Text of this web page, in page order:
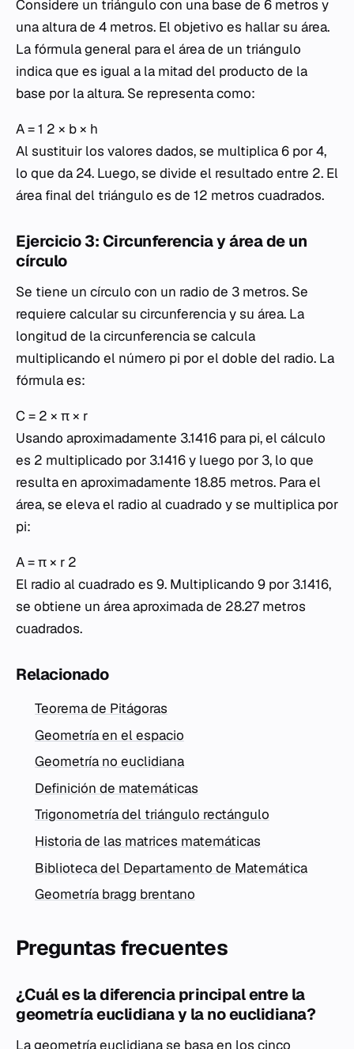
Considere un triángulo con una base de 6 metros y
una altura de 4 metros. El objetivo es hallar su área.
La fórmula general para el área de un triángulo
indica que es igual a la mitad del producto de la
base por la altura. Se representa como:
A = 1 2 × b × h
Al sustituir los valores dados, se multiplica 6 por 4,
lo que da 24. Luego, se divide el resultado entre 2. El
área final del triángulo es de 12 metros cuadrados.
Ejercicio 3: Circunferencia y área de un
círculo
Se tiene un círculo con un radio de 3 metros. Se
requiere calcular su circunferencia y su área. La
longitud de la circunferencia se calcula
multiplicando el número pi por el doble del radio. La
fórmula es:
C = 2 × π × r
Usando aproximadamente 3.1416 para pi, el cálculo
es 2 multiplicado por 3.1416 y luego por 3, lo que
resulta en aproximadamente 18.85 metros. Para el
área, se eleva el radio al cuadrado y se multiplica por
pi:
A = π × r 2
El radio al cuadrado es 9. Multiplicando 9 por 3.1416,
se obtiene un área aproximada de 28.27 metros
cuadrados.
Relacionado
Teorema de Pitágoras
Geometría en el espacio
Geometría no euclidiana
Definición de matemáticas
Trigonometría del triángulo rectángulo
Historia de las matrices matemáticas
Biblioteca del Departamento de Matemática
Geometría bragg brentano
Preguntas frecuentes
¿Cuál es la diferencia principal entre la
geometría euclidiana y la no euclidiana?
La geometría euclidiana se basa en los cinco